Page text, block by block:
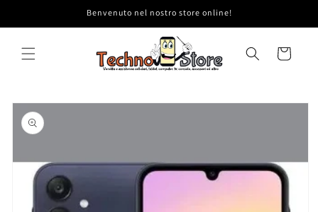
ai contenuti
Benvenuto nel nostro store online!
Carrello
Passa alle
informazioni
sul prodotto